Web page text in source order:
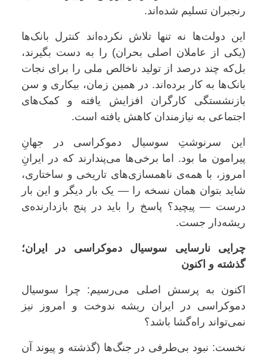
رنجبران تسلیم شده‌اند.
این دولت‌ها نه تنها تلاش نکرده‌اند کنترل بانک‌ها
(یکی از عاملان اصلی بحران) را به دست بگیرند،
بل‌که چند درصد از تولید ناخالص ملی را برای نجات
بانک‌ها به کار برده‌اند. در همین زمان، بیکاری و سن
بازنشستگی کارگران افزایش یافته و کمک‌های
اجتماعی به نیازمندان کاهش یافته است.
این سرنوشتِ سوسیال دموکراسی در جهانِ
پیرامون ما بود. اما برخی‌ها می‌پندارند که در ایرانِ
امروز، با همه‌ی ناهمسازی‌های تاریخی و ساختاری،
شاید بتوان همان نسخه را — یک بار دیگر و این بار
درست — پیچید؟ پاسخ را باید در پنج بازدارنده‌ی
ریشه‌دار جست.
چرایی نارسایی سوسیال دموکراسی در ایران؛
گذشته و اکنون
اکنون به پرسش اصلی می‌رسیم: چرا سوسیال
دموکراسی در ایران ریشه ندوخت و امروز نیز
نمی‌تواند راه‌گشا باشد؟
نخست: نبود بی‌طرفی در جنگ‌ها (گذشته و پیوند آن